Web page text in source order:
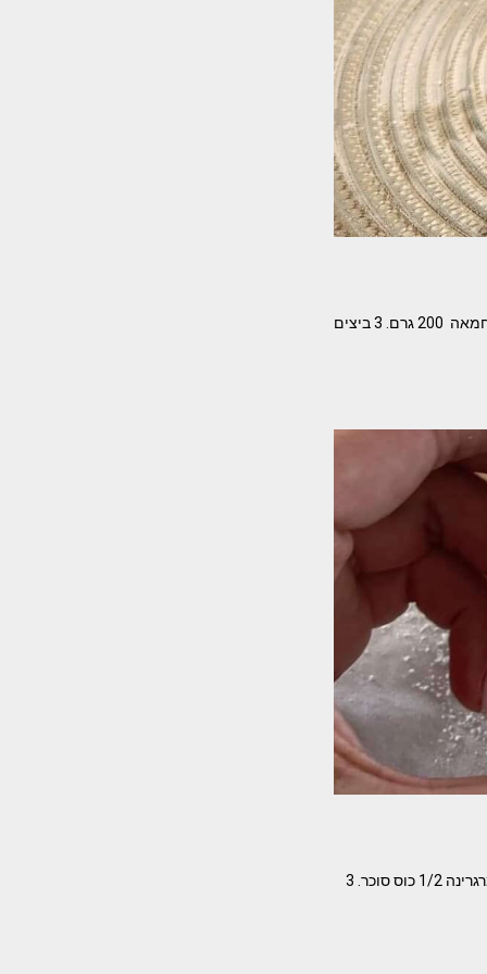
עוגיות רחת לוקום ממש נמסות בפה מתכון קל ותמיד מצליח. מאת – רבקה טל המרכיבים- מחמאה או חמאה 200 גרם. 3 ביצים
עוגיות של סבתא מאת עטרה ז׳ורנו המרכיבים- 2.5 כוסות קמח. שקית אבקת אפיה. 200 גרם חמאה או מרגרינה 1/2 כוס סוכר. 3